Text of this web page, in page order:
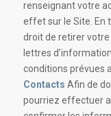
renseignant votre
effet sur le Site. En
droit de retirer
lettres
conditions prévues
Contacts Afin de
pourriez effectuer